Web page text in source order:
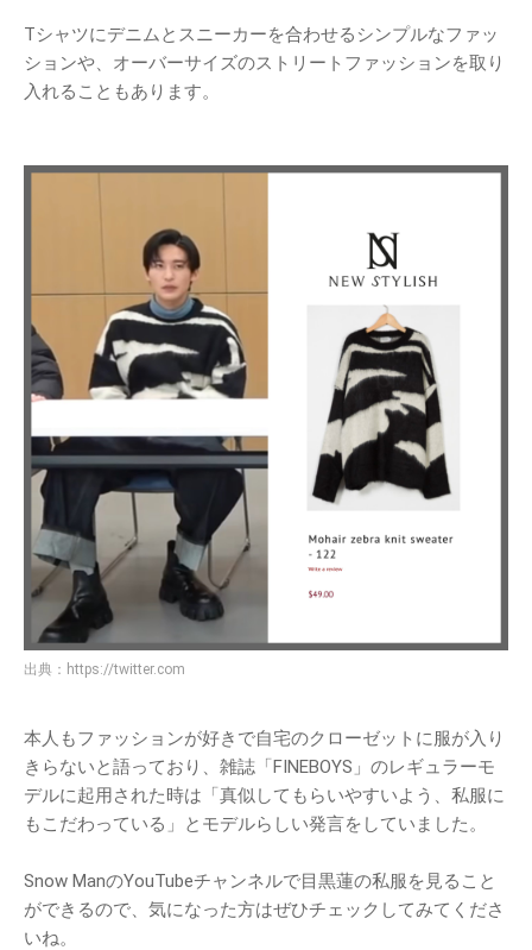
Tシャツにデニムとスニーカーを合わせるシンプルなファッ
ションや、オーバーサイズのストリートファッションを取り
入れることもあります。
出典： https://twitter.com
本人もファッションが好きで自宅のクローゼットに服が入り
きらないと語っており、雑誌「FINEBOYS」のレギュラーモ
デルに起用された時は「真似してもらいやすいよう、私服に
もこだわっている」とモデルらしい発言をしていました。
Snow ManのYouTubeチャンネルで目黒蓮の私服を見ること
ができるので、気になった方はぜひチェックしてみてくださ
いね。